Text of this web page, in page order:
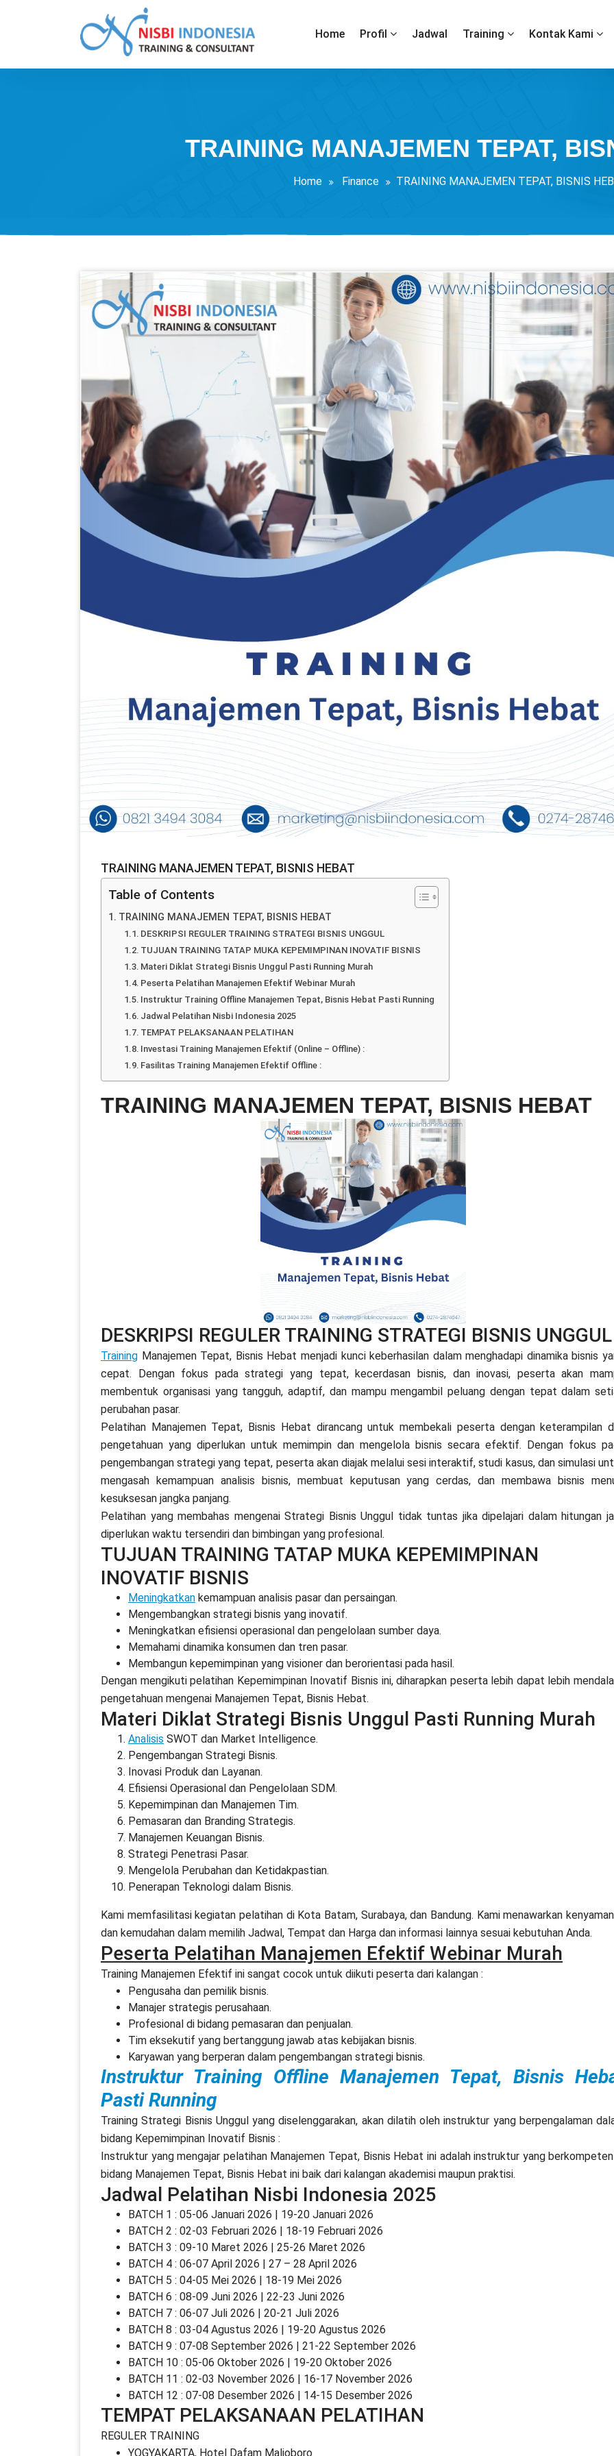
Training Consultant
Home Profil Jadwal Training Kontak Kami
TRAINING MANAJEMEN TEPAT,
Home Finance TRAINING MANAJEMEN TEPAT, BISNIS
TRAINING MANAJEMEN TEPAT, BISNIS HEBAT
Table of Contents
TRAINING MANAJEMEN TEPAT, BISNIS HEBAT
DESKRIPSI REGULER TRAINING STRATEGI BISNIS UNGGUL
TUJUAN TRAINING TATAP MUKA KEPEMIMPINAN INOVATIF BISNIS
Materi Diklat Strategi Bisnis Unggul Pasti Running Murah
Peserta Pelatihan Manajemen Efektif Webinar Murah
Instruktur Training Offline Manajemen Tepat, Bisnis Hebat Pasti Running
Jadwal Pelatihan Nisbi Indonesia 2025
TEMPAT PELAKSANAAN PELATIHAN
Investasi Training Manajemen Efektif (Online – Offline) :
Fasilitas Training Manajemen Efektif Offline :
TRAINING MANAJEMEN TEPAT, BISNIS HEBAT
DESKRIPSI REGULER TRAINING STRATEGI BISNIS UNGGUL
Training Manajemen Tepat, Bisnis Hebat menjadi kunci keberhasilan dalam menghadapi dinamika bisnis
cepat. Dengan fokus pada strategi yang tepat, kecerdasan bisnis, dan inovasi, peserta akan
membentuk organisasi yang tangguh, adaptif, dan mampu mengambil peluang dengan tepat dalam
perubahan pasar.
Pelatihan Manajemen Tepat, Bisnis Hebat dirancang untuk membekali peserta dengan keterampilan
pengetahuan yang diperlukan untuk memimpin dan mengelola bisnis secara efektif. Dengan fokus
pengembangan strategi yang tepat, peserta akan diajak melalui sesi interaktif, studi kasus, dan simulasi
mengasah kemampuan analisis bisnis, membuat keputusan yang cerdas, dan membawa bisnis
kesuksesan jangka panjang.
Pelatihan yang membahas mengenai Strategi Bisnis Unggul tidak tuntas jika dipelajari dalam hitungan
diperlukan waktu tersendiri dan bimbingan yang profesional.
TUJUAN TRAINING TATAP MUKA KEPEMIMPINAN
INOVATIF BISNIS
Meningkatkan kemampuan analisis pasar dan persaingan.
Mengembangkan strategi bisnis yang inovatif.
Meningkatkan efisiensi operasional dan pengelolaan sumber daya.
Memahami dinamika konsumen dan tren pasar.
Membangun kepemimpinan yang visioner dan berorientasi pada hasil.
Dengan mengikuti pelatihan Kepemimpinan Inovatif Bisnis ini, diharapkan peserta lebih dapat lebih
pengetahuan mengenai Manajemen Tepat, Bisnis Hebat.
Materi Diklat Strategi Bisnis Unggul Pasti Running Murah
Analisis SWOT dan Market Intelligence.
Pengembangan Strategi Bisnis.
Inovasi Produk dan Layanan.
Efisiensi Operasional dan Pengelolaan SDM.
Kepemimpinan dan Manajemen Tim.
Pemasaran dan Branding Strategis.
Manajemen Keuangan Bisnis.
Strategi Penetrasi Pasar.
Mengelola Perubahan dan Ketidakpastian.
Penerapan Teknologi dalam Bisnis.
Kami memfasilitasi kegiatan pelatihan di Kota Batam, Surabaya, dan Bandung. Kami menawarkan
dan kemudahan dalam memilih Jadwal, Tempat dan Harga dan informasi lainnya sesuai kebutuhan Anda.
Peserta Pelatihan Manajemen Efektif Webinar Murah
Training Manajemen Efektif ini sangat cocok untuk diikuti peserta dari kalangan :
Pengusaha dan pemilik bisnis.
Manajer strategis perusahaan.
Profesional di bidang pemasaran dan penjualan.
Tim eksekutif yang bertanggung jawab atas kebijakan bisnis.
Karyawan yang berperan dalam pengembangan strategi bisnis.
Instruktur Training Offline Manajemen Tepat, Bisnis
Pasti Running
Training Strategi Bisnis Unggul yang diselenggarakan, akan dilatih oleh instruktur yang berpengalaman
bidang Kepemimpinan Inovatif Bisnis :
Instruktur yang mengajar pelatihan Manajemen Tepat, Bisnis Hebat ini adalah instruktur yang
bidang Manajemen Tepat, Bisnis Hebat ini baik dari kalangan akademisi maupun praktisi.
Jadwal Pelatihan Nisbi Indonesia 2025
BATCH 1 : 05-06 Januari 2026 | 19-20 Januari 2026
BATCH 2 : 02-03 Februari 2026 | 18-19 Februari 2026
BATCH 3 : 09-10 Maret 2026 | 25-26 Maret 2026
BATCH 4 : 06-07 April 2026 | 27 – 28 April 2026
BATCH 5 : 04-05 Mei 2026 | 18-19 Mei 2026
BATCH 6 : 08-09 Juni 2026 | 22-23 Juni 2026
BATCH 7 : 06-07 Juli 2026 | 20-21 Juli 2026
BATCH 8 : 03-04 Agustus 2026 | 19-20 Agustus 2026
BATCH 9 : 07-08 September 2026 | 21-22 September 2026
BATCH 10 : 05-06 Oktober 2026 | 19-20 Oktober 2026
BATCH 11 : 02-03 November 2026 | 16-17 November 2026
BATCH 12 : 07-08 Desember 2026 | 14-15 Desember 2026
TEMPAT PELAKSANAAN PELATIHAN
REGULER TRAINING
YOGYAKARTA, Hotel Dafam Malioboro